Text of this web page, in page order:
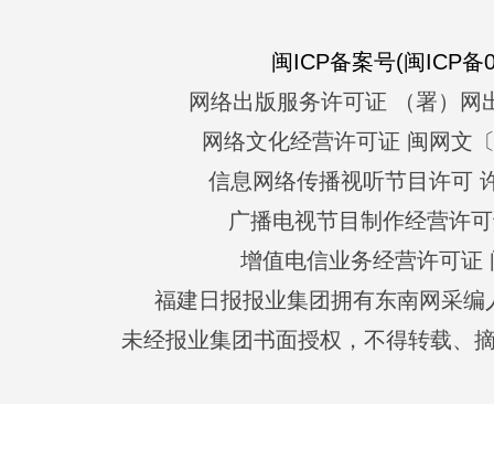
闽ICP备案号(闽ICP备
网络出版服务许可证 （署）网
网络文化经营许可证 闽网文
信息网络传播视听节目许可
广播电视节目制作经营许
增值电信业务经营许可证
福建日报报业集团拥有东南网采
未经报业集团书面授权，不得转载、